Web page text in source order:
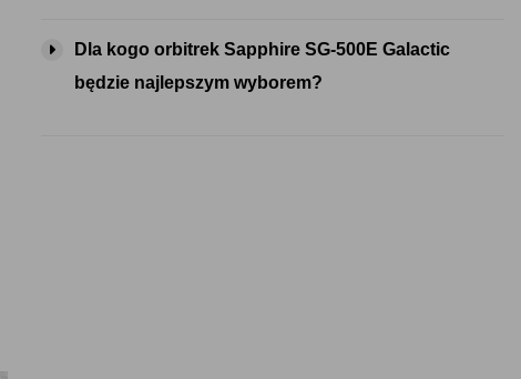
Dla kogo orbitrek Sapphire SG-500E Galactic
będzie najlepszym wyborem?